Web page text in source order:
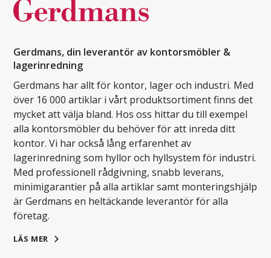
Gerdmans, din leverantör av kontorsmöbler &
lagerinredning
Gerdmans har allt för kontor, lager och industri. Med
över 16 000 artiklar i vårt produktsortiment finns det
mycket att välja bland. Hos oss hittar du till exempel
alla kontorsmöbler du behöver för att inreda ditt
kontor. Vi har också lång erfarenhet av
lagerinredning som hyllor och hyllsystem för industri.
Med professionell rådgivning, snabb leverans,
minimigarantier på alla artiklar samt monteringshjälp
är Gerdmans en heltäckande leverantör för alla
företag.
LÄS MER